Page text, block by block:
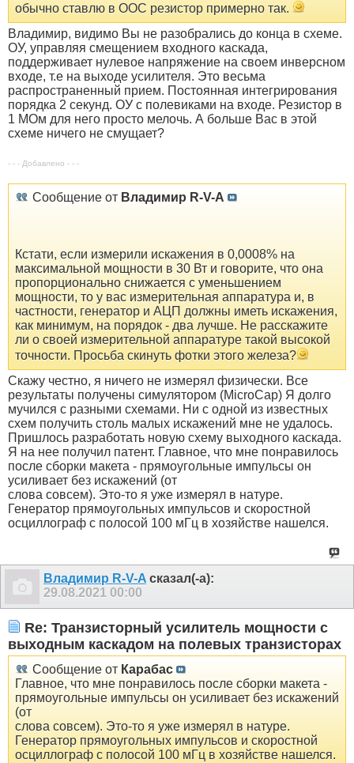
обычно ставлю в ООС резистор примерно так.
Владимир, видимо Вы не разобрались до конца в схеме.
ОУ, управляя смещением входного каскада,
поддерживает нулевое напряжение на своем инверсном
входе, т.е на выходе усилителя. Это весьма
распространенный прием. Постоянная интегрирования
порядка 2 секунд. ОУ с полевиками на входе. Резистор в
1 МОм для него просто мелочь. А больше Вас в этой
схеме ничего не смущает?
- - - Добавлено - - -
Сообщение от Владимир R-V-A
Кстати, если измерили искажения в 0,0008% на
максимальной мощности в 30 Вт и говорите, что она
пропорционально снижается с уменьшением
мощности, то у вас измерительная аппаратура и, в
частности, генератор и АЦП должны иметь искажения,
как минимум, на порядок - два лучше. Не расскажите
ли о своей измерительной аппаратуре такой высокой
точности. Просьба скинуть фотки этого железа?
Скажу честно, я ничего не измерял физически. Все
результаты получены симулятором (MiсroCap) Я долго
мучился с разными схемами. Ни с одной из известных
схем получить столь малых искажений мне не удалось.
Пришлось разработать новую схему выходного каскада.
Я на нее получил патент. Главное, что мне понравилось
после сборки макета - прямоугольные импульсы он
усиливает без искажений (от
слова совсем). Это-то я уже измерял в натуре.
Генератор прямоугольных импульсов и скоростной
осциллограф с полосой 100 мГц в хозяйстве нашелся.
Владимир R-V-A сказал(-а):
29.08.2021 00:00
Re: Транзисторный усилитель мощности с
выходным каскадом на полевых транзисторах
Сообщение от Карабас
Главное, что мне понравилось после сборки макета -
прямоугольные импульсы он усиливает без искажений
(от
слова совсем). Это-то я уже измерял в натуре.
Генератор прямоугольных импульсов и скоростной
осциллограф с полосой 100 мГц в хозяйстве нашелся.